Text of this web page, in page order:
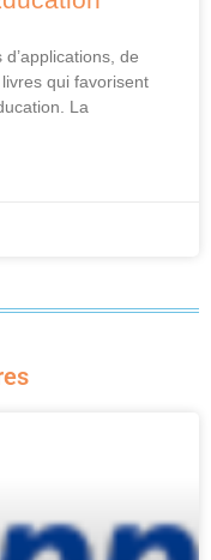
de
qui favorisent
La